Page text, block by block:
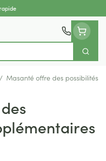
/ Masanté offre des possibilités